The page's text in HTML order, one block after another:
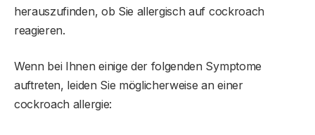
herauszufinden, ob Sie allergisch auf cockroach
reagieren.
Wenn bei Ihnen einige der folgenden Symptome
auftreten, leiden Sie möglicherweise an einer
cockroach allergie: